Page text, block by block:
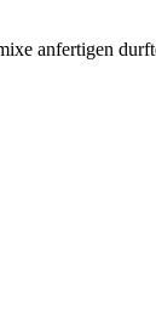
anfertigen